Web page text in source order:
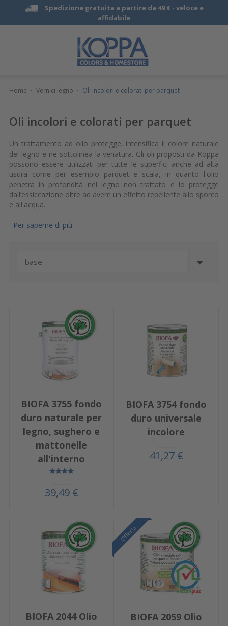
Spedizione gratuita a partire da 49 € - veloce e
affidabile
Home · Vernici legno · Oli incolori e colorati per parquet
Oli incolori e colorati per parquet
Un trattamento ad olio protegge, intensifica il colore naturale
del legno e ne sottolinea la venatura. Gli oli proposti da Koppa
possono essere utilizzati per tutte le superfici anche ad alta
usura come per esempio parquet e scala, in quanto l'olio
penetra in profondità nel legno non trattato e lo protegge
dall’essiccazione oltre ad avere un effetto repellente allo sporco
e all'acqua.
Per saperne di più
base
BIOFA 3755 fondo
duro naturale per
legno, sughero e
mattonelle
all'interno
39,49 €
BIOFA 3754 fondo
duro universale
incolore
41,27 €
BIOFA 2044 Olio
Offerta
BIOFA 2059 Olio